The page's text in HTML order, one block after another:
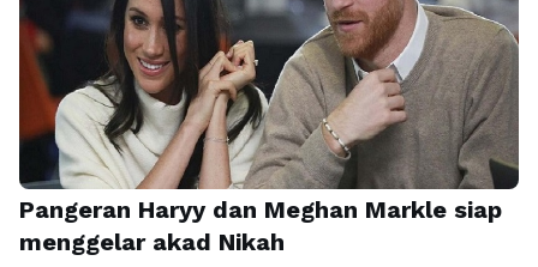
Pangeran Haryy dan Meghan Markle siap
menggelar akad Nikah